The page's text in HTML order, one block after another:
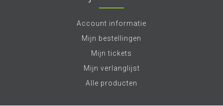
Account informatie
Mijn bestellingen
Mijn tickets
Mijn verlanglijst
Alle producten